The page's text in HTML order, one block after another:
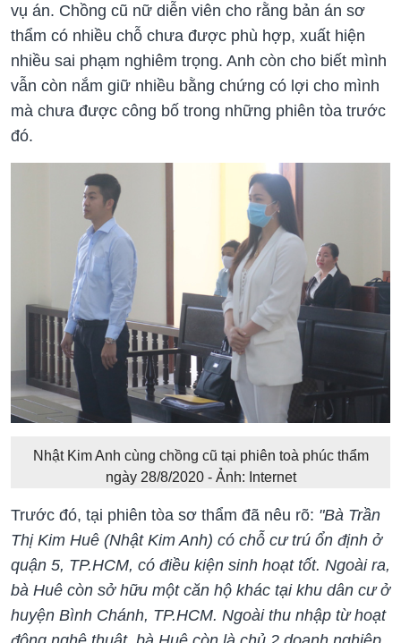
vụ án. Chồng cũ nữ diễn viên cho rằng bản án sơ
thẩm có nhiều chỗ chưa được phù hợp, xuất hiện
nhiều sai phạm nghiêm trọng. Anh còn cho biết mình
vẫn còn nắm giữ nhiều bằng chứng có lợi cho mình
mà chưa được công bố trong những phiên tòa trước
đó.
Nhật Kim Anh cùng chồng cũ tại phiên toà phúc thẩm
ngày 28/8/2020 - Ảnh: Internet
Trước đó, tại phiên tòa sơ thẩm đã nêu rõ: "Bà Trần
Thị Kim Huê (Nhật Kim Anh) có chỗ cư trú ổn định ở
quận 5, TP.HCM, có điều kiện sinh hoạt tốt. Ngoài ra,
bà Huê còn sở hữu một căn hộ khác tại khu dân cư ở
huyện Bình Chánh, TP.HCM. Ngoài thu nhập từ hoạt